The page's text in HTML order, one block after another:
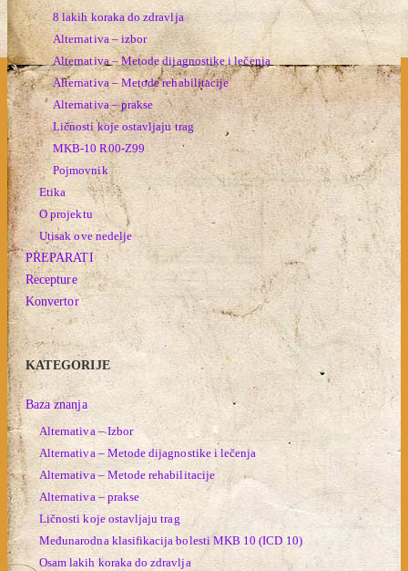
8 lakih koraka do zdravlja
Alternativa – izbor
Alternativa – Metode dijagnostike i lečenja
Alternativa – Metode rehabilitacije
Alternativa – prakse
Ličnosti koje ostavljaju trag
MKB-10 R00-Z99
Pojmovnik
Etika
O projektu
Utisak ove nedelje
PREPARATI
Recepture
Konvertor
KATEGORIJE
Baza znanja
Alternativa – Izbor
Alternativa – Metode dijagnostike i lečenja
Alternativa – Metode rehabilitacije
Alternativa – prakse
Ličnosti koje ostavljaju trag
Međunarodna klasifikacija bolesti MKB 10 (ICD 10)
Osam lakih koraka do zdravlja